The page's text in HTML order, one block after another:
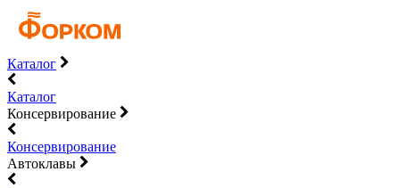
Каталог
Каталог
Консервирование
Консервирование
Автоклавы